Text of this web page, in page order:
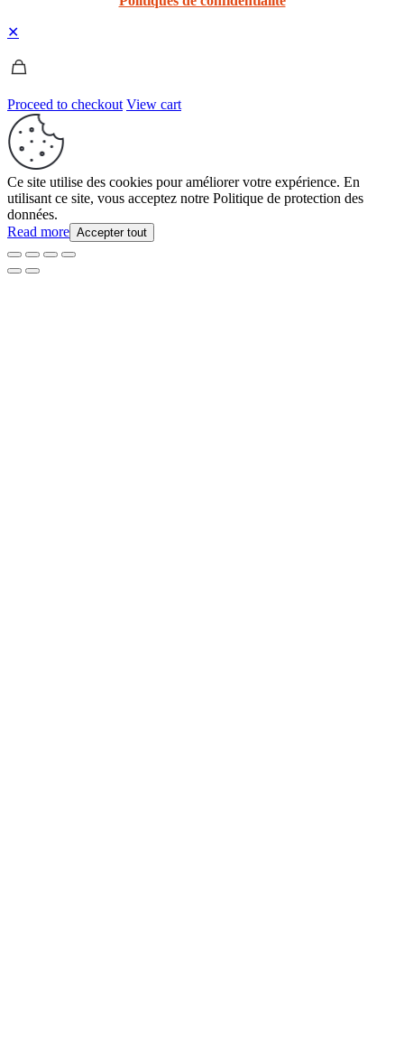
✕
Proceed to checkout View cart
Ce site utilise des cookies pour améliorer votre expérience. En
utilisant ce site, vous acceptez notre Politique de protection des
données.
Read more Accepter tout